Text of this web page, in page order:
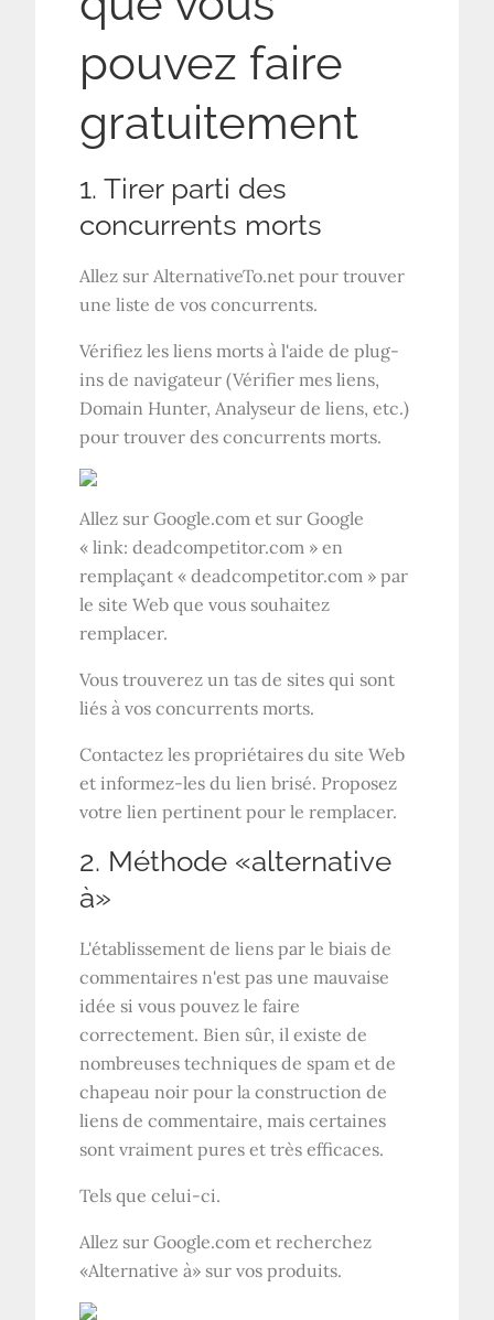
pouvez faire
gratuitement
1. Tirer parti des
concurrents morts
Allez sur AlternativeTo.net pour trouver
une liste de vos concurrents.
Vérifiez les liens morts à l'aide de plug-
ins de navigateur (Vérifier mes liens,
Domain Hunter, Analyseur de liens, etc.)
pour trouver des concurrents morts.
Allez sur Google.com et sur Google
« link: deadcompetitor.com » en
remplaçant « deadcompetitor.com » par
le site Web que vous souhaitez
remplacer.
Vous trouverez un tas de sites qui sont
liés à vos concurrents morts.
Contactez les propriétaires du site Web
et informez-les du lien brisé. Proposez
votre lien pertinent pour le remplacer.
2. Méthode «alternative
à»
L'établissement de liens par le biais de
commentaires n'est pas une mauvaise
idée si vous pouvez le faire
correctement. Bien sûr, il existe de
nombreuses techniques de spam et de
chapeau noir pour la construction de
liens de commentaire, mais certaines
sont vraiment pures et très efficaces.
Tels que celui-ci.
Allez sur Google.com et recherchez
«Alternative à» sur vos produits.